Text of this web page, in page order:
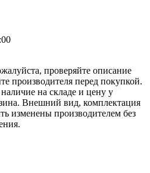
проверяйте описание
производителя перед покупкой.
на складе и цену у
Внешний вид, комплектация
изменены производителем без